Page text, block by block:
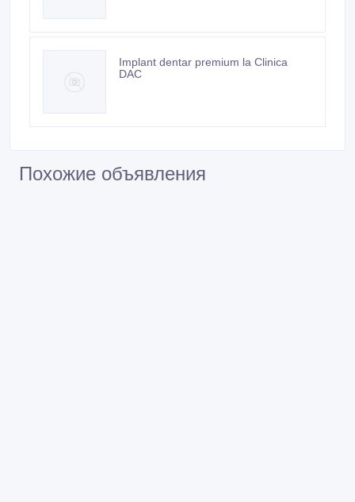
Implant dentar premium la Clinica
DAC
Похожие объявления